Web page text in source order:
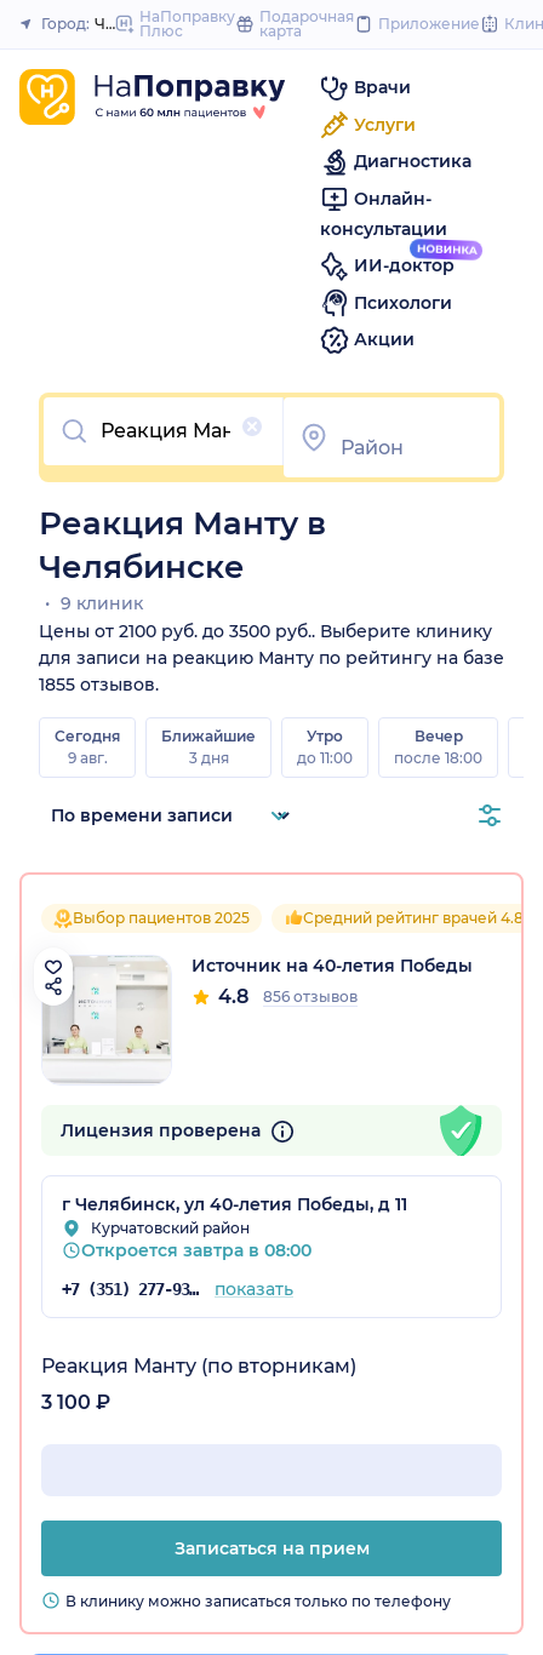
to
Закрыть
Город: ЧелябинскНаПоправку
Плюс
Подарочная
карта
Приложение
Врачи
Услуги
Диагностика
Онлайн-
консультации
ИИ-доктор
Психологи
Акции
Очистить
Реакция Манту в
Челябинске
9 клиник
Цены от 2100 руб. до 3500 руб.. Выберите клинику
для записи на реакцию Манту по рейтингу на базе
1855 отзывов.
Сегодня
9 авг.
Ближайшие
3 дня
Утро
до 11:00
Вечер
после 18:00
Выбор пациентов 2025 Средний рейтинг врачей 4.8
Источник на 40-летия Победы
4.8 856 отзывов
Лицензия проверена
г Челябинск, ул 40-летия Победы, д 11
Курчатовский район
Откроется завтра в 08:00
+7 (351) 277-93-31 показать
Реакция Манту (по вторникам)
3 100 ₽
Записаться на прием
В клинику можно записаться только по телефону